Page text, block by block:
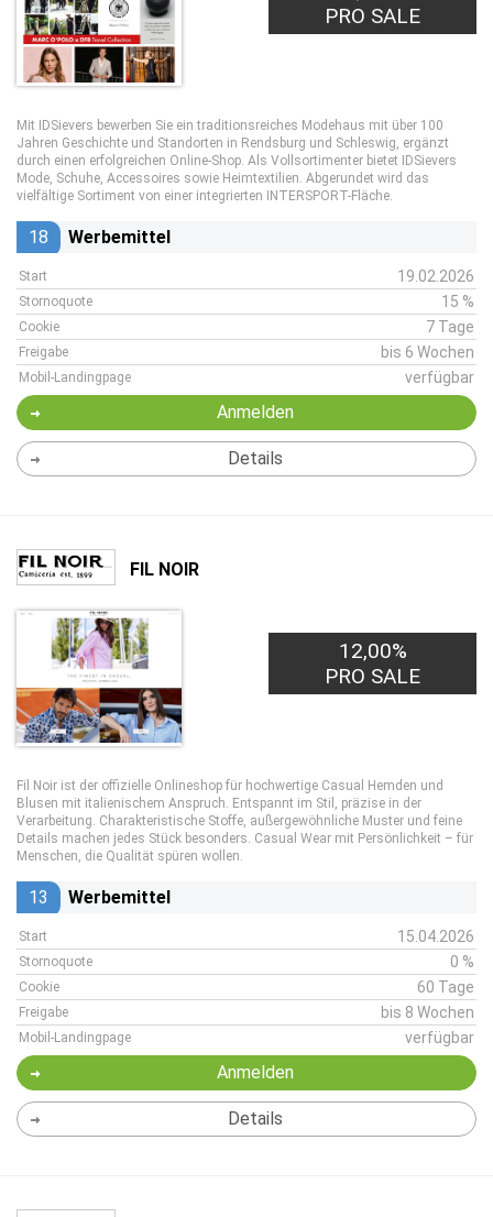
PRO SALE
Mit IDSievers bewerben Sie ein traditionsreiches Modehaus mit über 100
Jahren Geschichte und Standorten in Rendsburg und Schleswig, ergänzt
durch einen erfolgreichen Online-Shop. Als Vollsortimenter bietet IDSievers
Mode, Schuhe, Accessoires sowie Heimtextilien. Abgerundet wird das
vielfältige Sortiment von einer integrierten INTERSPORT-Fläche.
18 Werbemittel
Start 19.02.2026
Stornoquote 15 %
Cookie 7 Tage
Freigabe bis 6 Wochen
Mobil-Landingpage verfügbar
Anmelden
Details
FIL NOIR
12,00%
PRO SALE
Fil Noir ist der offizielle Onlineshop für hochwertige Casual Hemden und
Blusen mit italienischem Anspruch. Entspannt im Stil, präzise in der
Verarbeitung. Charakteristische Stoffe, außergewöhnliche Muster und feine
Details machen jedes Stück besonders. Casual Wear mit Persönlichkeit – für
Menschen, die Qualität spüren wollen.
13 Werbemittel
Start 15.04.2026
Stornoquote 0 %
Cookie 60 Tage
Freigabe bis 8 Wochen
Mobil-Landingpage verfügbar
Anmelden
Details